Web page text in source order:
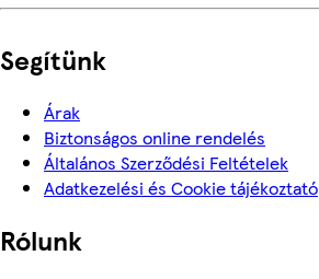
Segítünk
Árak
Biztonságos online rendelés
Általános Szerződési Feltételek
Adatkezelési és Cookie tájékoztató
Rólunk